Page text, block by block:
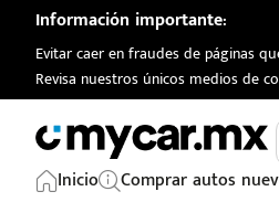
Información importante:
Evitar caer en fraudes de páginas
Revisa nuestros únicos medios de
Inicio Comprar autos